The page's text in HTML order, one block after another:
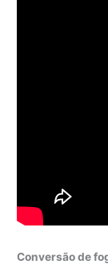
Conversão de